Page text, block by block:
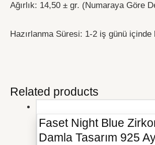
Ağırlık: 14,50 ± gr. (Numaraya Göre
Hazırlanma Süresi: 1-2 iş günü
Related products
Faset Night Blue
Damla Tasarım 925